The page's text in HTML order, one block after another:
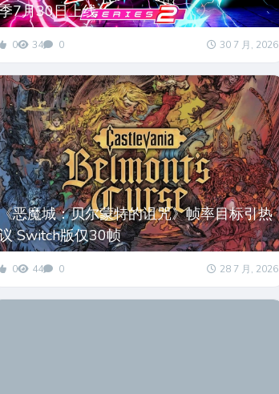
7月30日上线
0 34 0 30 7 月, 2026
恶魔城：贝尔蒙特的诅咒》帧率目标引热
Switch版仅30帧
0 44 0 28 7 月, 2026